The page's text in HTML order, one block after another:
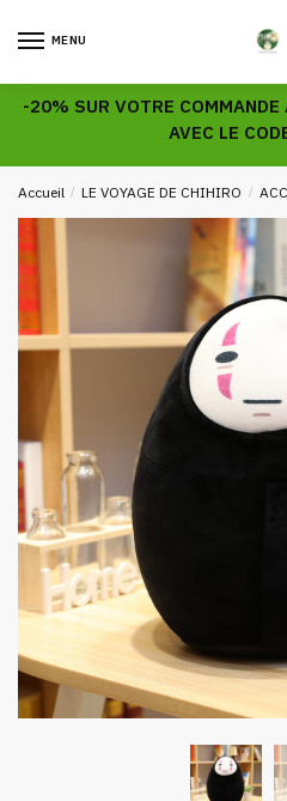
MENU
-20% SUR VOTRE
AVEC LE
Accueil / LE VOYAGE DE CHIHIRO /